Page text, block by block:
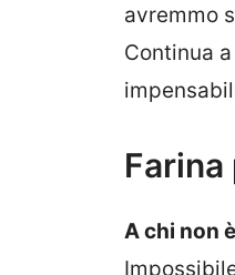
avremmo
Continua
A chi non